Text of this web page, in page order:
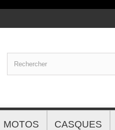
MOTOS CASQUES